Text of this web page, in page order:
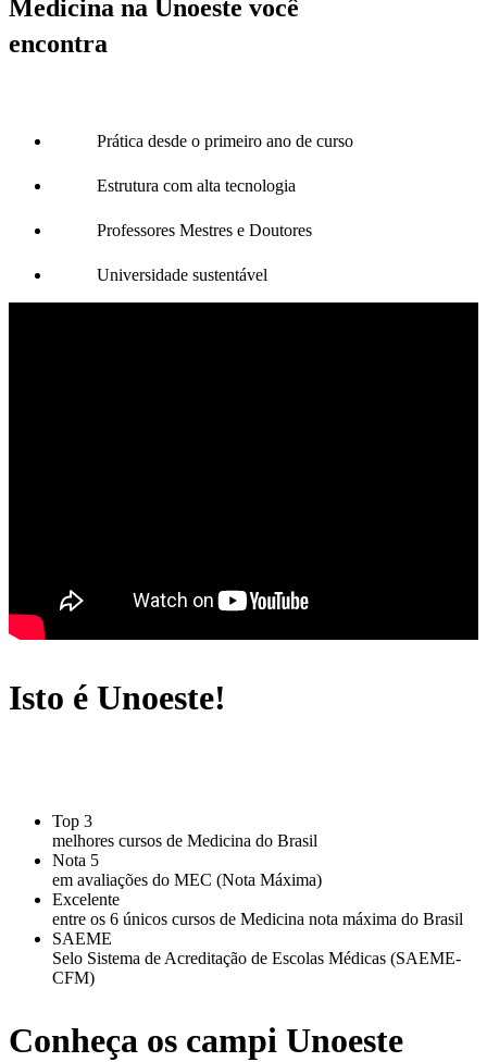
Medicina na Unoeste você
encontra
Prática desde o primeiro ano de curso
Estrutura com alta tecnologia
Professores Mestres e Doutores
Universidade sustentável
Isto é Unoeste!
Top 3
melhores cursos de Medicina do Brasil
Nota 5
em avaliações do MEC (Nota Máxima)
Excelente
entre os 6 únicos cursos de Medicina nota máxima do Brasil
SAEME
Selo Sistema de Acreditação de Escolas Médicas (SAEME-
CFM)
Conheça os campi Unoeste